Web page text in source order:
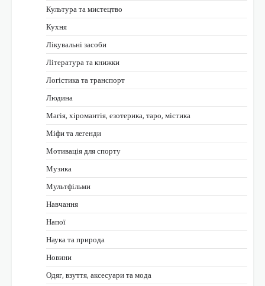
Культура та мистецтво
Кухня
Лікувальні засоби
Література та книжки
Логістика та транспорт
Людина
Магія, хіромантія, езотерика, таро, містика
Міфи та легенди
Мотивація для спорту
Музика
Мультфільми
Навчання
Напої
Наука та природа
Новини
Одяг, взуття, аксесуари та мода